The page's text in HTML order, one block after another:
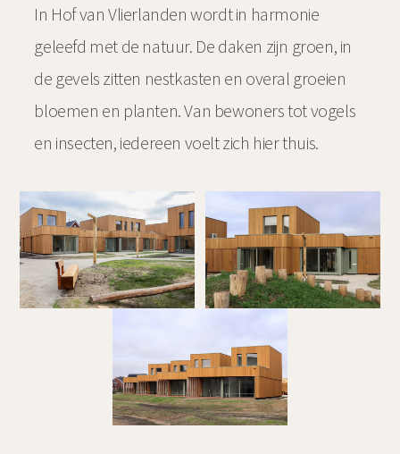
In Hof van Vlierlanden wordt in harmonie
geleefd met de natuur. De daken zijn groen, in
de gevels zitten nestkasten en overal groeien
bloemen en planten. Van bewoners tot vogels
en insecten, iedereen voelt zich hier thuis.